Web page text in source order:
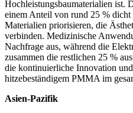
Hochleistungsbaumaterialien ist.
einem Anteil von rund 25 % dicht
Materialien priorisieren, die
verbinden. Medizinische
Nachfrage aus, während die
zusammen die restlichen 25 %
die kontinuierliche Innovation
hitzebeständigem PMMA im
Asien-Pazifik